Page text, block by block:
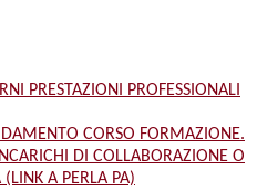
PRESTAZIONI PROFESSIONALI
CORSO FORMAZIONE.
DI COLLABORAZIONE O
A PERLA PA)